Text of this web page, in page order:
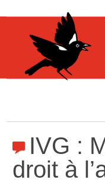
IVG :
droit à